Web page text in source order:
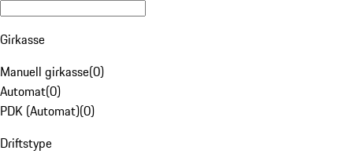
Girkasse
Manuell girkasse(0)
Automat(0)
PDK (Automat)(0)
Driftstype